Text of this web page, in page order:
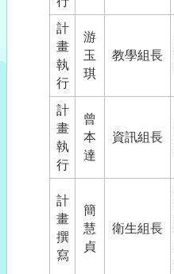
計
畫
執
行
游
玉
琪
教學組長
計
畫
執
行
曾
本
達
資訊組長
計
畫
撰
寫
簡
慧
貞
衛生組長